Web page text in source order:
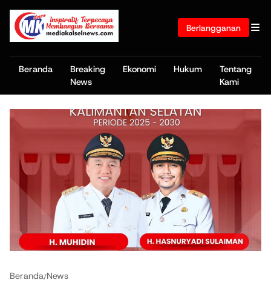
Berlangganan
Beranda
Breaking
News
Ekonomi Hukum
Tentang
Kami
Beranda/News